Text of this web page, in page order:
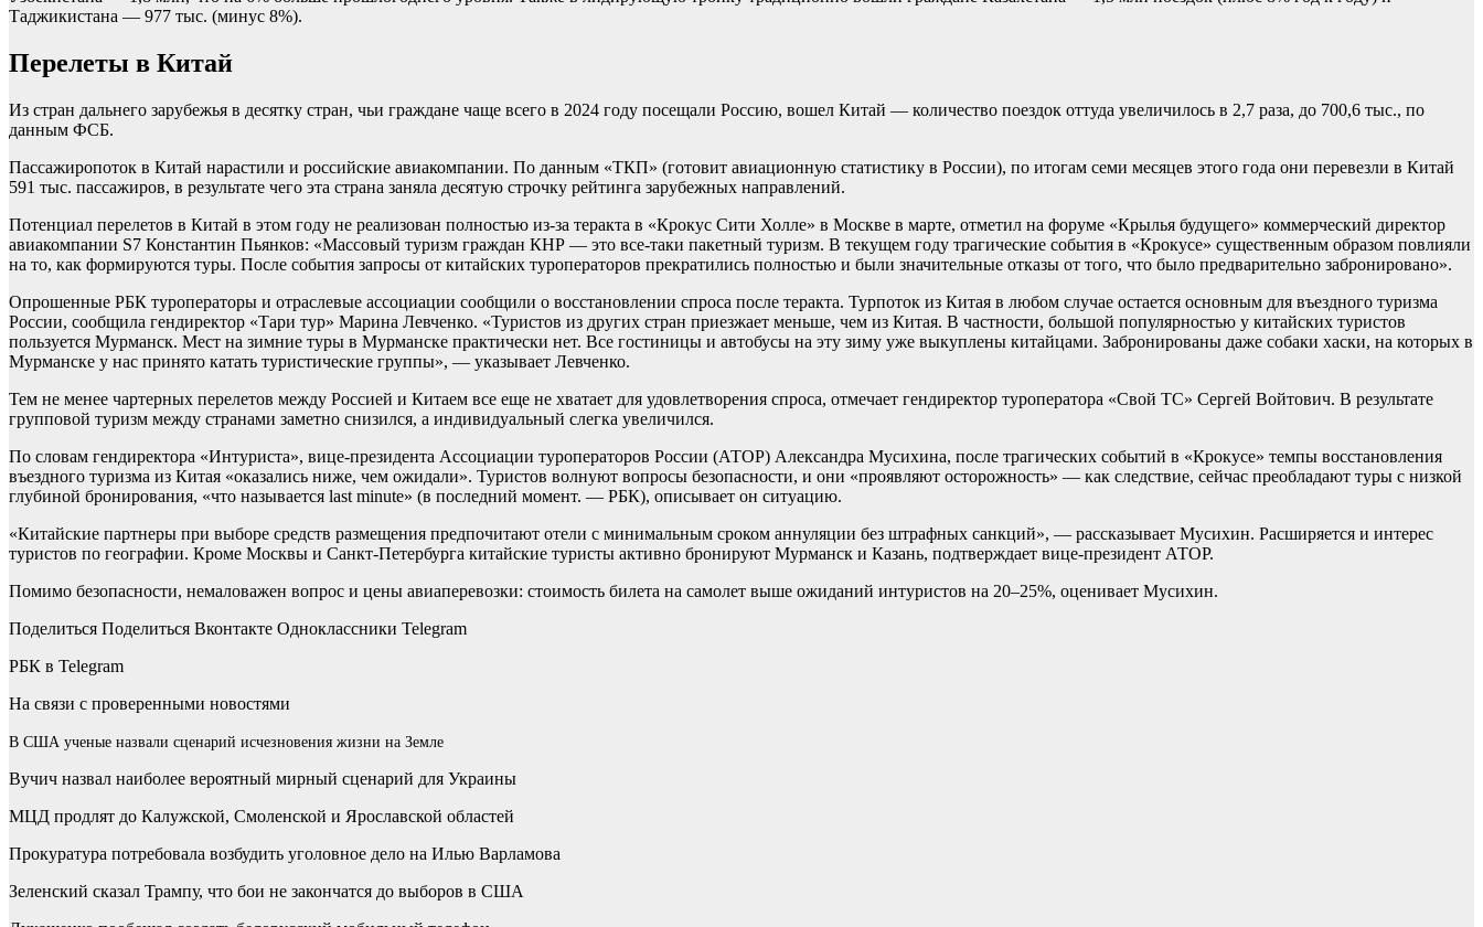
Таджикистана — 977 тыс. (минус 8%).
Перелеты в Китай
Из стран дальнего зарубежья в десятку стран, чьи граждане чаще всего в 2024 году посещали Россию, вошел Китай — количество поездок оттуда увеличилось в 2,7 раза, до 700,6 тыс., по
данным ФСБ.
Пассажиропоток в Китай нарастили и российские авиакомпании. По данным «ТКП» (готовит авиационную статистику в России), по итогам семи месяцев этого года они перевезли в Китай
591 тыс. пассажиров, в результате чего эта страна заняла десятую строчку рейтинга зарубежных направлений.
Потенциал перелетов в Китай в этом году не реализован полностью из-за теракта в «Крокус Сити Холле» в Москве в марте, отметил на форуме «Крылья будущего» коммерческий директор
авиакомпании S7 Константин Пьянков: «Массовый туризм граждан КНР — это все-таки пакетный туризм. В текущем году трагические события в «Крокусе» существенным образом повлияли
на то, как формируются туры. После события запросы от китайских туроператоров прекратились полностью и были значительные отказы от того, что было предварительно забронировано».
Опрошенные РБК туроператоры и отраслевые ассоциации сообщили о восстановлении спроса после теракта. Турпоток из Китая в любом случае остается основным для въездного туризма
России, сообщила гендиректор «Тари тур» Марина Левченко. «Туристов из других стран приезжает меньше, чем из Китая. В частности, большой популярностью у китайских туристов
пользуется Мурманск. Мест на зимние туры в Мурманске практически нет. Все гостиницы и автобусы на эту зиму уже выкуплены китайцами. Забронированы даже собаки хаски, на которых в
Мурманске у нас принято катать туристические группы», — указывает Левченко.
Тем не менее чартерных перелетов между Россией и Китаем все еще не хватает для удовлетворения спроса, отмечает гендиректор туроператора «Свой ТС» Сергей Войтович. В результате
групповой туризм между странами заметно снизился, а индивидуальный слегка увеличился.
По словам гендиректора «Интуриста», вице-президента Ассоциации туроператоров России (АТОР) Александра Мусихина, после трагических событий в «Крокусе» темпы восстановления
въездного туризма из Китая «оказались ниже, чем ожидали». Туристов волнуют вопросы безопасности, и они «проявляют осторожность» — как следствие, сейчас преобладают туры с низкой
глубиной бронирования, «что называется last minute» (в последний момент. — РБК), описывает он ситуацию.
«Китайские партнеры при выборе средств размещения предпочитают отели с минимальным сроком аннуляции без штрафных санкций», — рассказывает Мусихин. Расширяется и интерес
туристов по географии. Кроме Москвы и Санкт-Петербурга китайские туристы активно бронируют Мурманск и Казань, подтверждает вице-президент АТОР.
Помимо безопасности, немаловажен вопрос и цены авиаперевозки: стоимость билета на самолет выше ожиданий интуристов на 20–25%, оценивает Мусихин.
Поделиться Поделиться Вконтакте Одноклассники Telegram
РБК в Telegram
На связи с проверенными новостями
В США ученые назвали сценарий исчезновения жизни на Земле
Вучич назвал наиболее вероятный мирный сценарий для Украины
МЦД продлят до Калужской, Смоленской и Ярославской областей
Прокуратура потребовала возбудить уголовное дело на Илью Варламова
Зеленский сказал Трампу, что бои не закончатся до выборов в США